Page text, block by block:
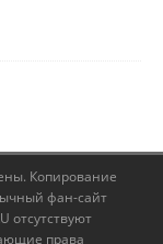
Копирование
фан-сайт
отсутствуют
права